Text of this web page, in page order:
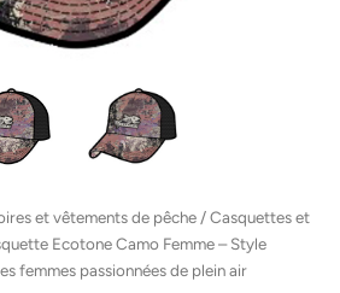
et vêtements de pêche/Casquettes et
Ecotone Camo Femme – Style
femmes passionnées de plein air